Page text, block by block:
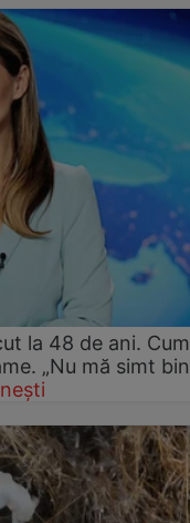
la 48 de ani. Cum
„Nu mă simt